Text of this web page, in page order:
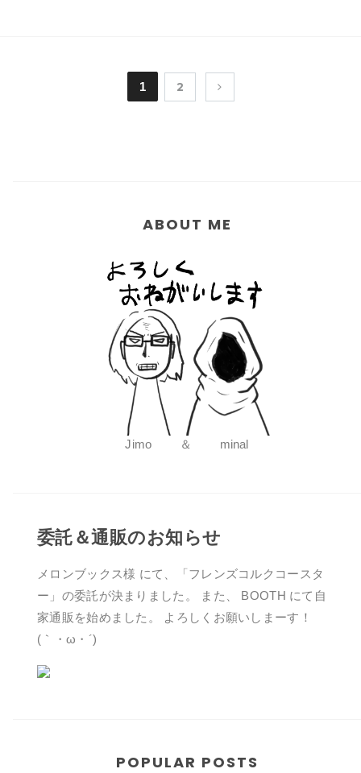
1 2
ABOUT ME
Jimo ＆ minal
委託＆通販のお知らせ
メロンブックス様 にて、「フレンズコルクコースタ
ー」の委託が決まりました。 また、 BOOTH にて自
家通販を始めました。 よろしくお願いしまーす！
(｀・ω・´)
POPULAR POSTS